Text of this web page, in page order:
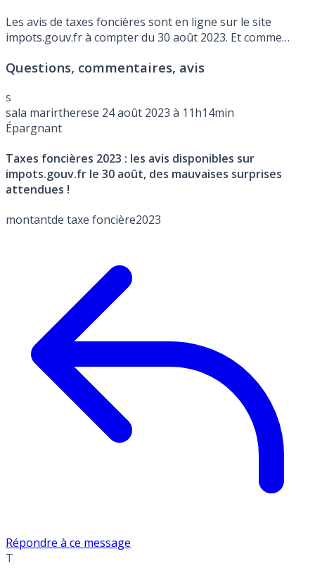
Les avis de taxes foncières sont en ligne sur le site
impots.gouv.fr à compter du 30 août 2023. Et comme
de se retrouver dans le classement des plus fortes
Questions, commentaires, avis
s
sala marirtherese 24 août 2023 à 11h14min
Épargnant
Taxes foncières 2023 : les avis disponibles sur
impots.gouv.fr le 30 août, des mauvaises surprises
attendues !
montantde taxe foncière2023
Répondre à ce message
T